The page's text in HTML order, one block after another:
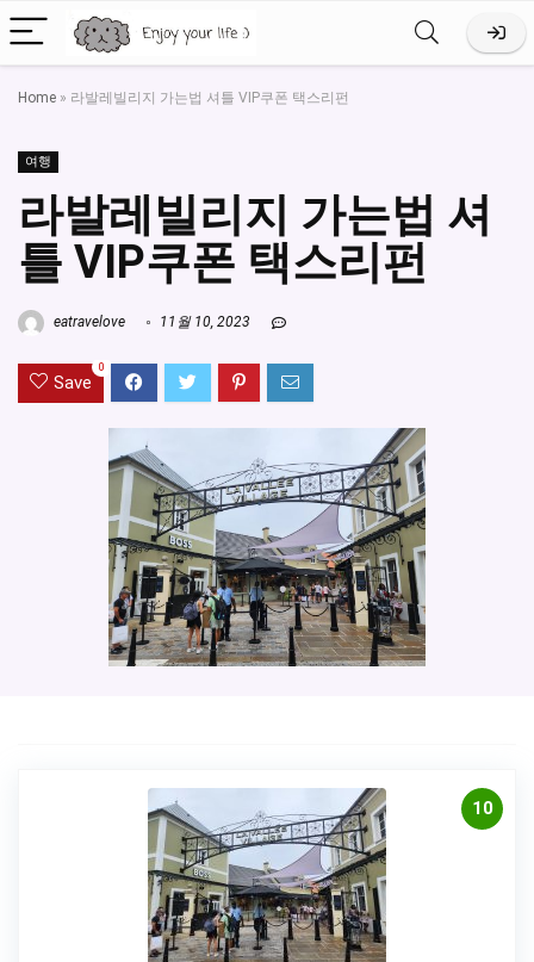
Home » 라발레빌리지 가는법 셔틀 VIP쿠폰 택스리펀
여행
라발레빌리지 가는법 셔
틀 VIP쿠폰 택스리펀
eatravelove 11월 10, 2023
Save
0
10